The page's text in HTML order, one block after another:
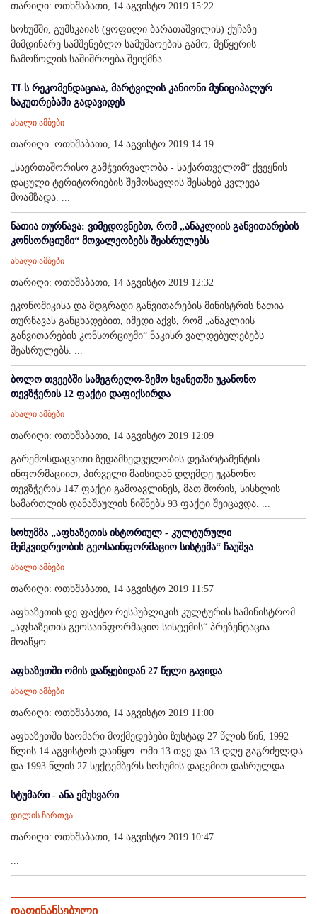
თარიღი: ოთხშაბათი, 14 აგვისტო 2019 15:22
სოხუმში, გუმსკაიას (ყოფილი ბარათაშვილის) ქუჩაზე
მიმდინარე სამშენებლო სამუშაოების გამო, მეწყერის
ჩამოწოლის საშიშროება შეიქმნა. ...
TI-ს რეკომენდაციაა, მარტვილის კანიონი მუნიციპალურ
საკუთრებაში გადავიდეს
ახალი ამბები
თარიღი: ოთხშაბათი, 14 აგვისტო 2019 14:19
„საერთაშორისო გამჭვირვალობა - საქართველომ“ ქვეყნის
დაცული ტერიტორიების შემოსავლის შესახებ კვლევა
მოამზადა. ...
ნათია თურნავა: ვიმედოვნებთ, რომ „ანაკლიის განვითარების
კონსორციუმი“ მოვალეობებს შეასრულებს
ახალი ამბები
თარიღი: ოთხშაბათი, 14 აგვისტო 2019 12:32
ეკონომიკისა და მდგრადი განვითარების მინისტრის ნათია
თურნავას განცხადებით, იმედი აქვს, რომ „ანაკლიის
განვითარების კონსორციუმი“ ნაკისრ ვალდებულებებს
შეასრულებს. ...
ბოლო თვეებში სამეგრელო-ზემო სვანეთში უკანონო
თევზჭერის 12 ფაქტი დაფიქსირდა
ახალი ამბები
თარიღი: ოთხშაბათი, 14 აგვისტო 2019 12:09
გარემოსდაცვითი ზედამხედველობის დეპარტამენტის
ინფორმაციით, პირველი მაისიდან დღემდე უკანონო
თევზჭერის 147 ფაქტი გამოავლინეს, მათ შორის, სისხლის
სამართლის დანაშაულის ნიშნებს 93 ფაქტი შეიცავდა. ...
სოხუმმა „აფხაზეთის ისტორიულ - კულტურული
მემკვიდრეობის გეოსაინფორმაციო სისტემა“ ჩაუშვა
ახალი ამბები
თარიღი: ოთხშაბათი, 14 აგვისტო 2019 11:57
აფხაზეთის დე ფაქტო რესპუბლიკის კულტურის სამინისტრომ
„აფხაზეთის გეოსაინფორმაციო სისტემის“ პრეზენტაცია
მოაწყო. ...
აფხაზეთში ომის დაწყებიდან 27 წელი გავიდა
ახალი ამბები
თარიღი: ოთხშაბათი, 14 აგვისტო 2019 11:00
აფხაზეთში საომარი მოქმედებები ზუსტად 27 წლის წინ, 1992
წლის 14 აგვისტოს დაიწყო. ომი 13 თვე და 13 დღე გაგრძელდა
და 1993 წლის 27 სექტემბერს სოხუმის დაცემით დასრულდა. ...
სტუმარი - ანა ემუხვარი
დილის ჩართვა
თარიღი: ოთხშაბათი, 14 აგვისტო 2019 10:47
...
დაფინანსებული